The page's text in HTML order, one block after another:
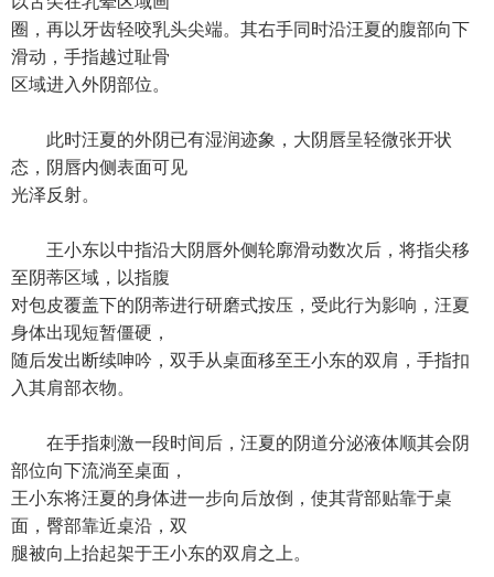
圈，再以牙齿轻咬乳头尖端。其右手同时沿汪夏的腹部向下
滑动，手指越过耻骨
区域进入外阴部位。
此时汪夏的外阴已有湿润迹象，大阴唇呈轻微张开状
态，阴唇内侧表面可见
光泽反射。
王小东以中指沿大阴唇外侧轮廓滑动数次后，将指尖移
至阴蒂区域，以指腹
对包皮覆盖下的阴蒂进行研磨式按压，受此行为影响，汪夏
身体出现短暂僵硬，
随后发出断续呻吟，双手从桌面移至王小东的双肩，手指扣
入其肩部衣物。
在手指刺激一段时间后，汪夏的阴道分泌液体顺其会阴
部位向下流淌至桌面，
王小东将汪夏的身体进一步向后放倒，使其背部贴靠于桌
面，臀部靠近桌沿，双
腿被向上抬起架于王小东的双肩之上。